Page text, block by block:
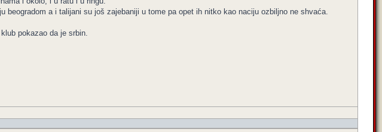
a i talijani su još zajebaniji u tome pa opet ih nitko kao naciju ozbiljno ne shvaća.
pokazao da je srbin.